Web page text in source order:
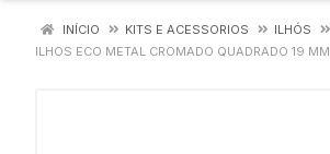
INÍCIO KITS E ACESSORIOS
ILHÓS
ILHOS ECO METAL CROMADO QUADRADO 19 MM